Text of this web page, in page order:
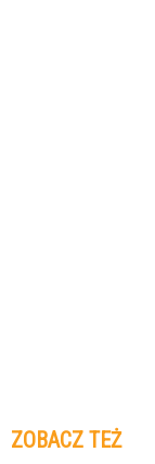
ZOBACZ TEŻ